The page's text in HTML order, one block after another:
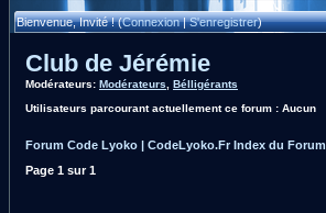
Bienvenue, Invité ! (Connexion|S'enregistrer)
Club de Jérémie
Modérateurs: Modérateurs
Bélligérants
Utilisateurs parcourant actuellement ce forum : Aucun
Forum Code Lyoko | CodeLyoko.Fr Index du Forum
Page 1 sur1